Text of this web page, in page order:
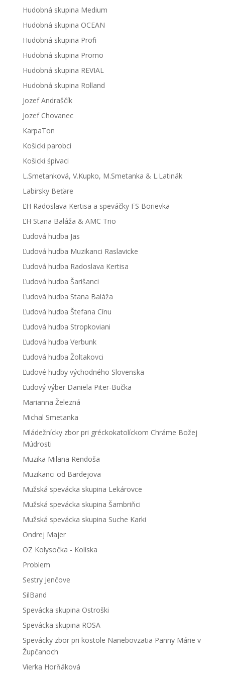
Hudobná skupina Medium
Hudobná skupina OCEAN
Hudobná skupina Profi
Hudobná skupina Promo
Hudobná skupina REVIAL
Hudobná skupina Rolland
Jozef Andraščík
Jozef Chovanec
KarpaTon
Košicki parobci
Košicki śpivaci
L.Smetanková, V.Kupko, M.Smetanka & L.Latinák
Labirsky Beťare
ĽH Radoslava Kertisa a speváčky FS Borievka
ĽH Stana Baláža & AMC Trio
Ľudová hudba Jas
Ľudová hudba Muzikanci Raslavicke
Ľudová hudba Radoslava Kertisa
Ľudová hudba Šarišanci
Ľudová hudba Stana Baláža
Ľudová hudba Štefana Cínu
Ľudová hudba Stropkoviani
Ľudová hudba Verbunk
Ľudová hudba Žoltakovci
Ľudové hudby východného Slovenska
Ľudový výber Daniela Piter-Bučka
Marianna Železná
Michal Smetanka
Mládežnícky zbor pri gréckokatolíckom Chráme Božej
Múdrosti
Muzika Milana Rendoša
Muzikanci od Bardejova
Mužská spevácka skupina Lekárovce
Mužská spevácka skupina Šambriňci
Mužská spevácka skupina Suche Karki
Ondrej Majer
OZ Kolysočka - Kolíska
Problem
Sestry Jenčove
SilBand
Spevácka skupina Ostroški
Spevácka skupina ROSA
Spevácky zbor pri kostole Nanebovzatia Panny Márie v
Župčanoch
Vierka Horňáková